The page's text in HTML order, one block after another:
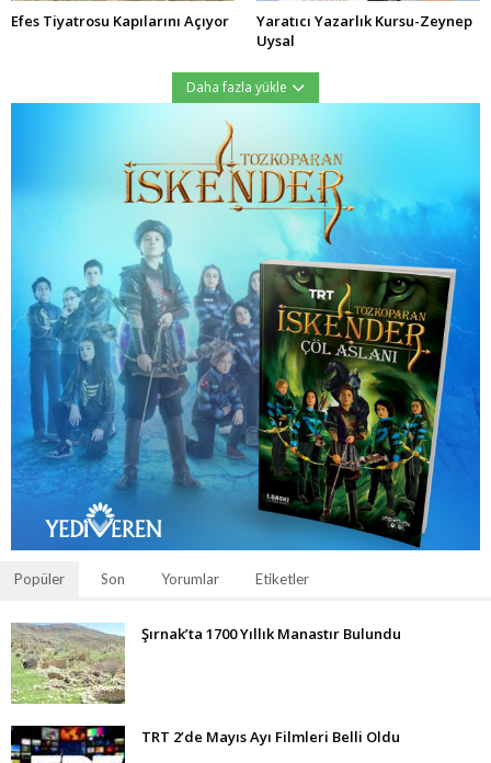
Efes Tiyatrosu Kapılarını Açıyor
Yaratıcı Yazarlık Kursu-Zeynep
Uysal
Daha fazla yükle
Popüler Son Yorumlar Etiketler
Şırnak’ta 1700 Yıllık Manastır Bulundu
TRT 2’de Mayıs Ayı Filmleri Belli Oldu